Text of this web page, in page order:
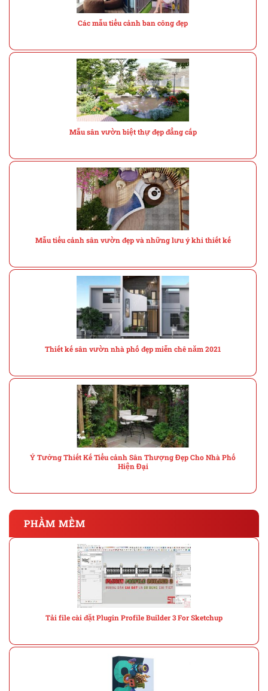
Các mẫu tiểu cảnh ban công đẹp
Mẫu sân vườn biệt thự đẹp đẳng cấp
Mẫu tiểu cảnh sân vườn đẹp và những lưu ý khi thiết kế
Thiết kế sân vườn nhà phố đẹp miễn chê năm 2021
Ý Tưởng Thiết Kế Tiểu cảnh Sân Thượng Đẹp Cho Nhà Phố
Hiện Đại
PHẦM MỀM
Tải file cài đặt Plugin Profile Builder 3 For Sketchup